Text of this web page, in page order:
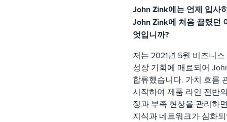
John Zink에는 언제 입사
John Zink에 처음 끌렸던
엇입니까?
저는 2021년 5월 비즈니
성장 기회에 매료되어
합류했습니다. 가치 흐름
시작하여 제품 라인 전반
정과 부족 현상을 관리하
지식과 네트워크가 심화